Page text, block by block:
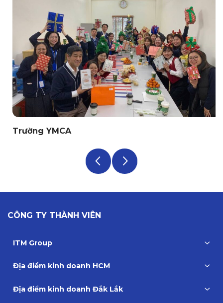
Trường YMCA
CÔNG TY THÀNH VIÊN
ITM Group
Địa điểm kinh doanh HCM
Địa điểm kinh doanh Đắk Lắk